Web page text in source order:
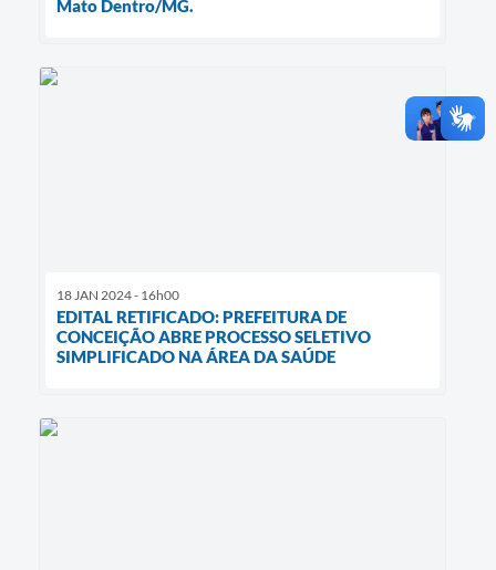
Mato Dentro/MG.
18 JAN 2024 - 16h00
EDITAL RETIFICADO: PREFEITURA DE
CONCEIÇÃO ABRE PROCESSO SELETIVO
SIMPLIFICADO NA ÁREA DA SAÚDE